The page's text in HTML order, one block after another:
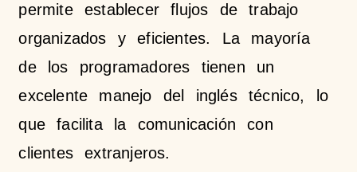
permite establecer flujos de trabajo
organizados y eficientes. La mayoría
de los programadores tienen un
excelente manejo del inglés técnico, lo
que facilita la comunicación con
clientes extranjeros.